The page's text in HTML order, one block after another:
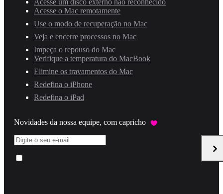
Acesse o Mac remotamente
Use o modo de recuperação no Mac
Veja e encerre processos no Mac
Impeça o repouso do Mac
Verifique a temperatura do MacBook
Elimine os travamentos do Mac
Redefina o iPhone
Redefina o iPad
Novidades da nossa equipe, com capricho